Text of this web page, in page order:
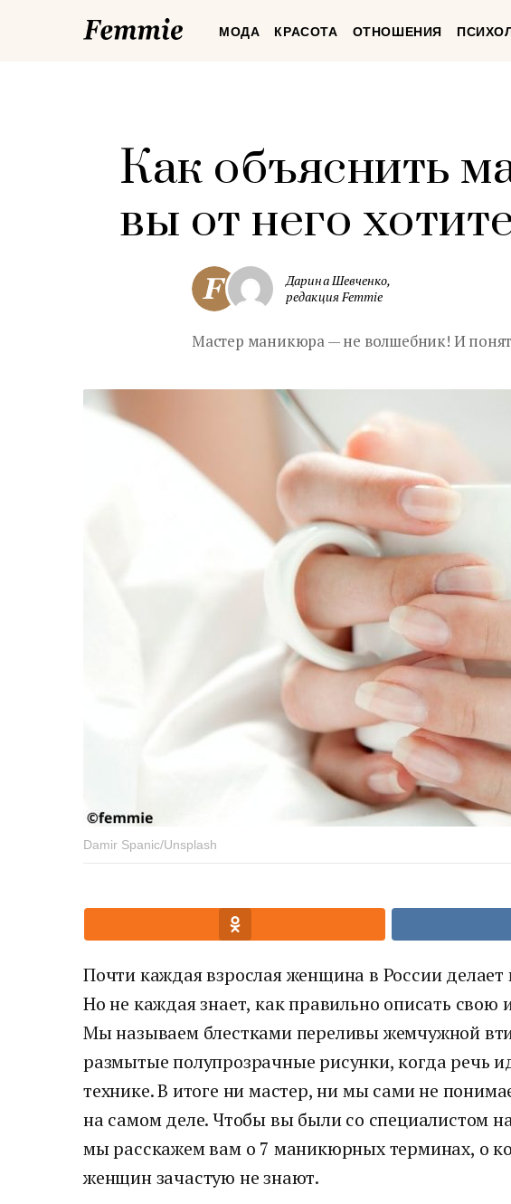
FemmieМОДА КРАСОТА ОТНОШЕНИЯ
Как объяснить
вы от него
Дарина Шевченко,
редакция Femmie
Мастер маникюра — не волшебник! И
Damir Spanic/Unsplash
Почти каждая взрослая женщина в России
Но не каждая знает, как правильно описать свою
Мы называем блестками переливы жемчужной
размытые полупрозрачные рисунки, когда речь
технике. В итоге ни мастер, ни мы сами не
на самом деле. Чтобы вы были со специалистом
мы расскажем вам о 7 маникюрных терминах, о
женщин зачастую не знают.